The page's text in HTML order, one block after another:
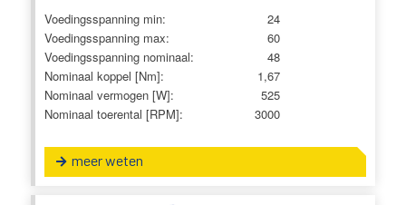
Voedingsspanning min:
24
Voedingsspanning max:
60
Voedingsspanning nominaal:
48
Nominaal koppel [Nm]:
1,67
Nominaal vermogen [W]:
525
Nominaal toerental [RPM]:
3000
meer weten